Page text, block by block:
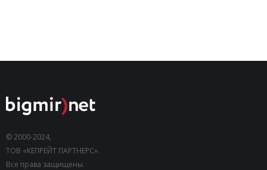
© 2000-2024,
ТОВ «КЕПРЕЙТ ПАРТНЕРС».
Все права защищены.